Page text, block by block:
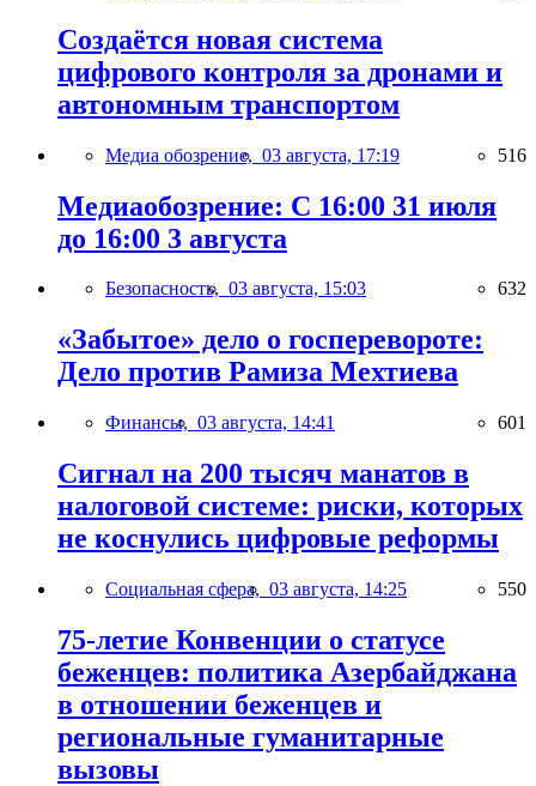
Создаётся новая система
цифрового контроля за дронами и
автономным транспортом
Медиа обозрение, 03 августа, 17:19 516
Медиаобозрение: С 16:00 31 июля
до 16:00 3 августа
Безопасность, 03 августа, 15:03 632
«Забытое» дело о госперевороте:
Дело против Рамиза Мехтиева
Финансы, 03 августа, 14:41 601
Сигнал на 200 тысяч манатов в
налоговой системе: риски, которых
не коснулись цифровые реформы
Социальная сфера, 03 августа, 14:25 550
75-летие Конвенции о статусе
беженцев: политика Азербайджана
в отношении беженцев и
региональные гуманитарные
вызовы